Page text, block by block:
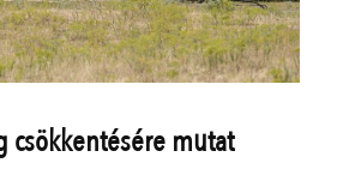
csökkentésére mutat